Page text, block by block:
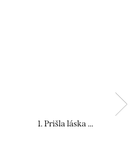
1. Prišla láska ...